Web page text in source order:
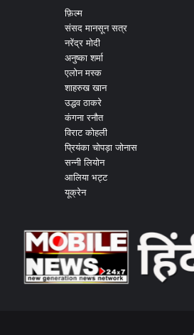
फ़िल्म
संसद मानसून सत्र
नरेंद्र मोदी
अनुष्का शर्मा
एलोन मस्क
शाहरुख खान
उद्धव ठाकरे
कंगना रनौत
विराट कोहली
प्रियंका चोपड़ा जोनास
सन्नी लियोन
आलिया भट्ट
यूक्रेन